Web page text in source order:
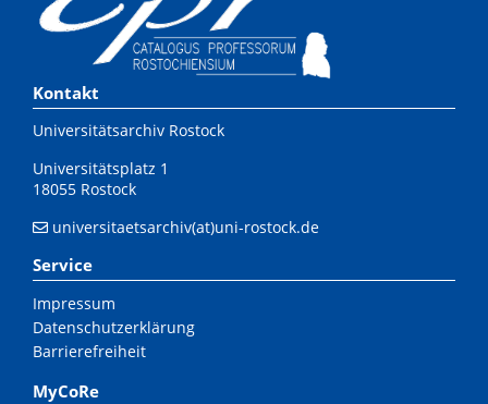
Kontakt
Universitätsarchiv Rostock
Universitätsplatz 1
18055 Rostock
universitaetsarchiv(at)uni-rostock.de
Service
Impressum
Datenschutzerklärung
Barrierefreiheit
MyCoRe